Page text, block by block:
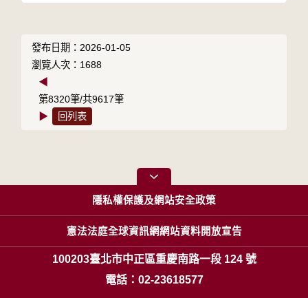
發布日期：2026-01-05
瀏覽人次：1688
◀
第8320筆/共9617筆
▶
回列表
隱私權保護及網站安全政策
憲法法庭全球資訊網網站資料開放宣告
100203臺北市中正區重慶南路一段 124 號
電話：02-23618577